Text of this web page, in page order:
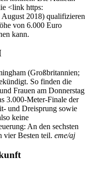
<link https:
2018) qualifizieren
von 6.000 Euro
kann.
(Großbritannien;
So finden die
Frauen am Donnerstag
3.000-Meter-Finale der
und Dreisprung sowie
keine
An den sechsten
vier Besten teil. eme/aj